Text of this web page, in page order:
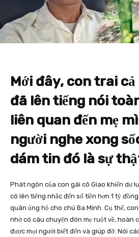
Mới đây, con trai
đã lên tiếng nói
liên quan đến mẹ
người nghe xong
dám tin đó là sự
Phát ngôn của con gái cô Giao khiến dư
cô lên tiếng nhắc đến số tiền hơn 1 tỷ
quân ủng hộ cho chú Ba Minh. Cụ thể,
nhờ có câu chuyện đón mẹ ruột về, hoàn
được mọi người biết đến và giúp đỡ. Nói